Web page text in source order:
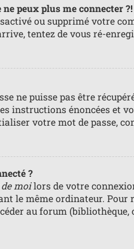
peux plus me connecter ?!
ou supprimé votre
tentez de vous ré-
ne puisse pas être
instructions énoncées et
votre mot de passe,
?
moilors de votre
le même ordinateur. Pour
au forum (bibliothèque,